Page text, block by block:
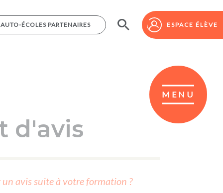
AUTO-ÉCOLES PARTENAIRES ESPACE ÉLÈVE
MENU
AUTO-ÉCOLES PARTENAIRES ESPACE ÉLÈVE
d'avis
avis suite à votre formation ?